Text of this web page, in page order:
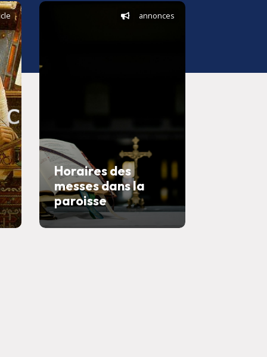
Horaires des
messes dans la
paroisse
annonces